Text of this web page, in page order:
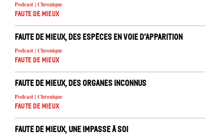
Podcast | Chronique
Faute de mieux
Faute de mieux, des espèces en voie d’apparition
Podcast | Chronique
Faute de mieux
Faute de mieux, des organes inconnus
Podcast | Chronique
Faute de mieux
Faute de mieux, une impasse à soi